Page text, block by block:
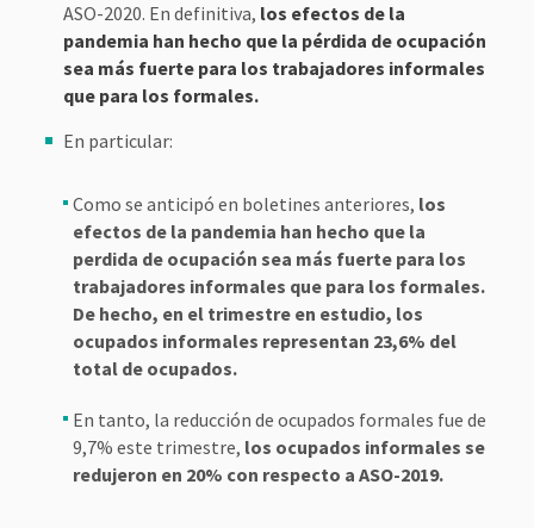
ASO-2020. En definitiva, los efectos de la
pandemia han hecho que la pérdida de ocupación
sea más fuerte para los trabajadores informales
que para los formales.
En particular:
Como se anticipó en boletines anteriores, los
efectos de la pandemia han hecho que la
perdida de ocupación sea más fuerte para los
trabajadores informales que para los formales.
De hecho, en el trimestre en estudio, los
ocupados informales representan 23,6% del
total de ocupados.
En tanto, la reducción de ocupados formales fue de
9,7% este trimestre, los ocupados informales se
redujeron en 20% con respecto a ASO-2019.